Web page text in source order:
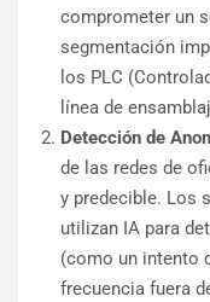
comprometer un
segmentación
los PLC
línea de
Detección de
de las redes de
y predecible. Los
utilizan IA para
(como un intento
frecuencia fuera